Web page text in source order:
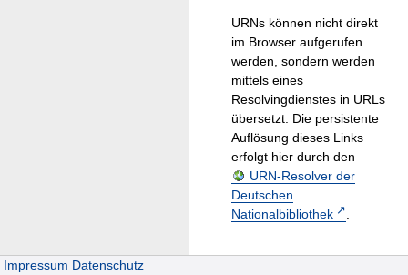
URNs können nicht direkt
im Browser aufgerufen
werden, sondern werden
mittels eines
Resolvingdienstes in URLs
übersetzt. Die persistente
Auflösung dieses Links
erfolgt hier durch den
URN-Resolver der
Deutschen
Nationalbibliothek
.
Impressum Datenschutz